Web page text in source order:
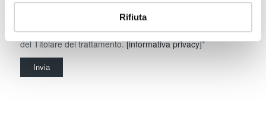
Rifiuta
dichiaro di aver preso visione dell’informativa privacy di
Movimac s.r.l.. I dati personali saranno trattati dal Titolare e
dai Responsabili del trattamento per la gestione dei servizi
del Titolare del trattamento.[informativa privacy]*